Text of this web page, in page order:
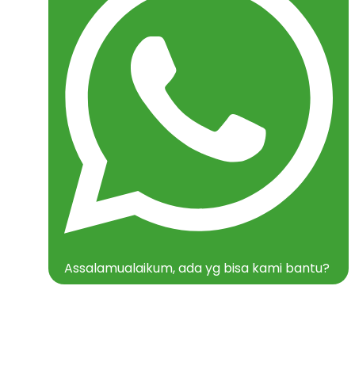
Assalamualaikum, ada yg bisa kami bantu?